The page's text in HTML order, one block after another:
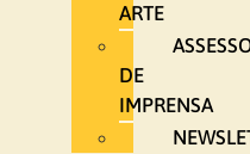
ARTE
DE
IMPRENSA